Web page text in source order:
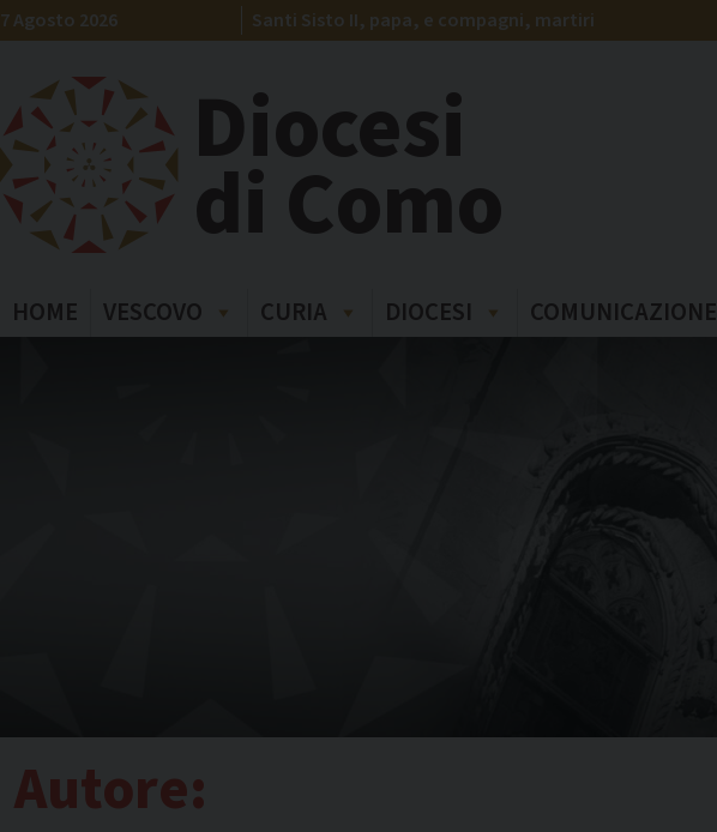
Skip
to
7 Agosto 2026 Santi Sisto II, papa, e compagni, martiri
Diocesi
di Como
HOME VESCOVO CURIA DIOCESI COMUNICAZIONE
Autore: